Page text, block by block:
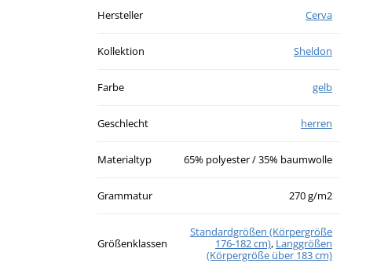
Hersteller Cerva
Kollektion Sheldon
Farbe gelb
Geschlecht herren
Materialtyp 65% polyester / 35% baumwolle
Grammatur 270 g/m2
Größenklassen
Standardgrößen (Körpergröße
176-182 cm), Langgrößen
(Körpergröße über 183 cm)